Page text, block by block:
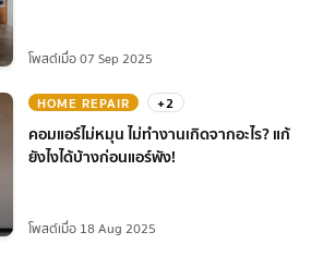
โพสต์เมื่อ 07 Sep 2025
HOME REPAIR +2
คอมแอร์ไม่หมุน ไม่ทํางานเกิดจากอะไร? แก้
ยังไงได้บ้างก่อนแอร์พัง!
โพสต์เมื่อ 18 Aug 2025